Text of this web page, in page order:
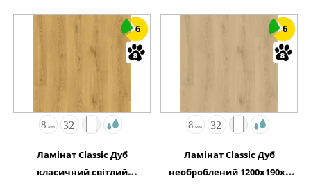
6
Ламінат Classic Дуб
класичний світлий
6
Ламінат Classic Дуб
необроблений 1200х190x8